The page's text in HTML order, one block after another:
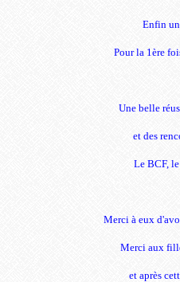
Enfin
Pour la 1ère
Une belle
et des
Le BCF,
Merci à eux
Merci aux
et après